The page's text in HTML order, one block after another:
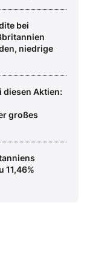
bei
niedrige
diesen Aktien:
großes
11,46%